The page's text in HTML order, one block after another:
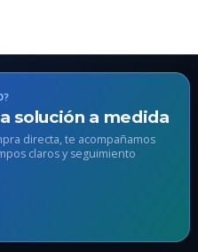
solución a medida
directa, te acompañamos
claros y seguimiento